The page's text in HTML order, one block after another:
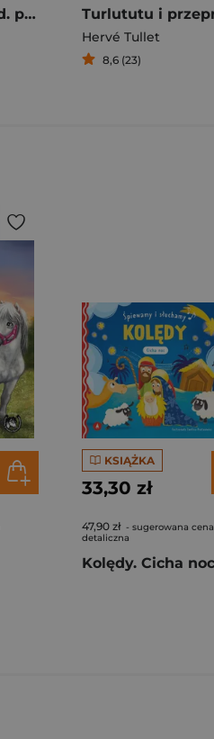
Naciśnij mnie wyd. polsko-francuskie
Hervé Tullet
8,6 (23)
KSIĄŻKA
33,30 zł
47,90 zł - sugerowana cena
detaliczna